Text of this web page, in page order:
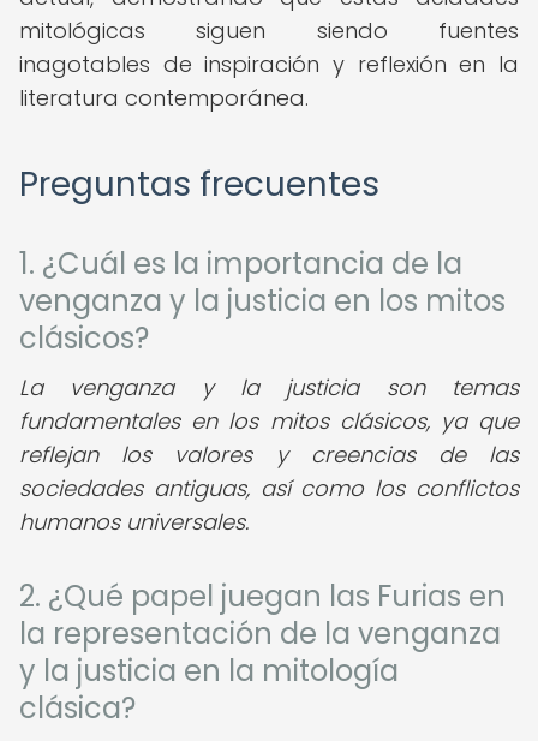
mitológicas siguen siendo fuentes
inagotables de inspiración y reflexión en la
literatura contemporánea.
Preguntas frecuentes
1. ¿Cuál es la importancia de la
venganza y la justicia en los mitos
clásicos?
La venganza y la justicia son temas
fundamentales en los mitos clásicos, ya que
reflejan los valores y creencias de las
sociedades antiguas, así como los conflictos
humanos universales.
2. ¿Qué papel juegan las Furias en
la representación de la venganza
y la justicia en la mitología
clásica?